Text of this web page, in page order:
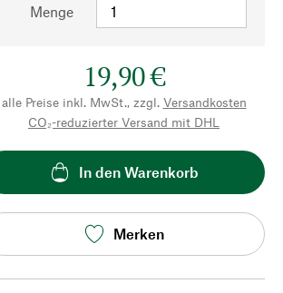
Menge
19,90 €
alle Preise inkl. MwSt., zzgl. Versandkosten
CO₂-reduzierter Versand mit DHL
In den Warenkorb
Merken